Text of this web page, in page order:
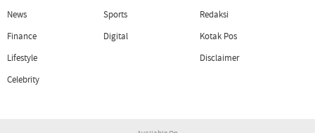
News
Finance
Lifestyle
Celebrity
Sports
Digital
Redaksi
Kotak Pos
Disclaimer